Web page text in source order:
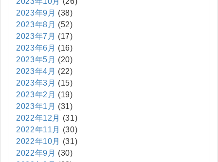
2023年9月 (38)
2023年8月 (52)
2023年7月 (17)
2023年6月 (16)
2023年5月 (20)
2023年4月 (22)
2023年3月 (15)
2023年2月 (19)
2023年1月 (31)
2022年12月
(31)
2022年11月
(30)
2022年10月
(31)
2022年9月 (30)